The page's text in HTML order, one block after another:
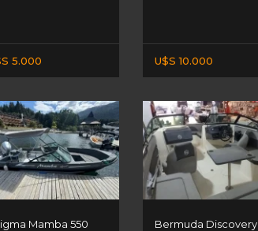
5.000 U$S 10.000
Mamba 550
Bermuda Discovery